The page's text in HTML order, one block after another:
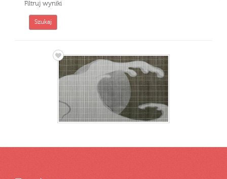
Filtruj wyniki